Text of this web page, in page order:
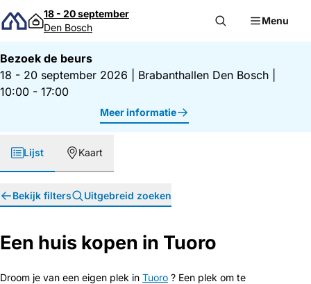
Direct naar inhoud
18 - 20 september
Den Bosch
Menu
Bezoek de beurs
18 - 20 september 2026
Brabanthallen Den Bosch
10:00 - 17:00
Meer informatie
Lijst Kaart
Bekijk filters Uitgebreid zoeken
Een huis kopen in Tuoro
Droom je van een eigen plek in Tuoro ? Een plek om te